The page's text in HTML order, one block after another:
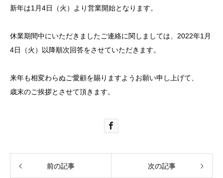
新年は1月4日（火）より営業開始となります。
休業期間中にいただきましたご連絡に関しましては、2022年1月
4日（火）以降順次回答をさせていただきます。
来年も相変わらぬご愛顧を賜りますようお願い申し上げて、
歳末のご挨拶とさせて頂きます。
前の記事 次の記事